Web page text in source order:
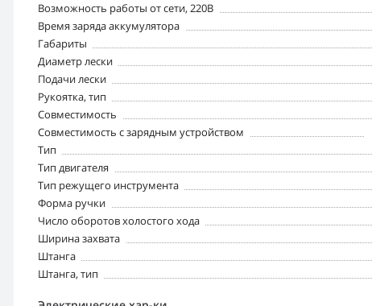
Возможность работы от сети, 220В
Время заряда аккумулятора
Габариты
Диаметр лески
Подачи лески
Рукоятка, тип
Совместимость
Совместимость с зарядным устройством
Тип
Тип двигателя
Тип режущего инструмента
Форма ручки
Число оборотов холостого хода
Ширина захвата
Штанга
Штанга, тип